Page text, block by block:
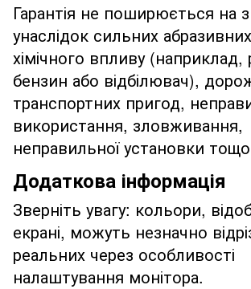
Гарантія не поширюється на
унаслідок сильних
хімічного впливу
бензин або відбілювач),
транспортних пригод,
використання, зловживання,
неправильної установки
Додаткова інформація
Зверніть увагу: кольори,
екрані, можуть незначно
реальних через особливості
налаштування монітора.